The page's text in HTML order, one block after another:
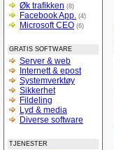
Øk trafikken (8)
Facebook App. (4)
Microsoft CEO (6)
GRATIS SOFTWARE
Server & web
Internett & epost
Systemverktøy
Sikkerhet
Fildeling
Lyd & media
Diverse software
TJENESTER